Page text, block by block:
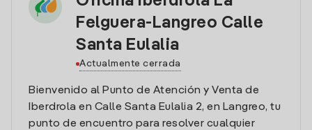
Felguera-Langreo Calle
Santa Eulalia
Actualmente cerrada
Bienvenido al Punto de Atención y Venta de
Iberdrola en Calle Santa Eulalia 2, en Langreo, tu
punto de encuentro para resolver cualquier